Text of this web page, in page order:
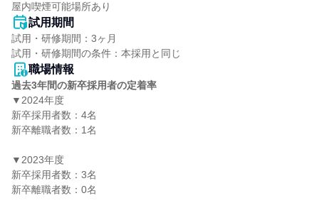
屋内喫煙可能場所あり
試用期間
試用・研修期間：3ヶ月
職場情報
過去3年間の新卒採用者の定着率
▼2024年度
新卒採用者数：4名
新卒離職者数：1名
▼2023年度
新卒採用者数：3名
新卒離職者数：0名